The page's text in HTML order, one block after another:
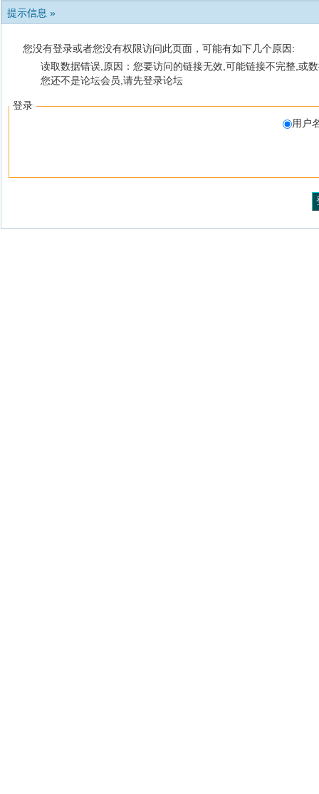
提示信息 »
您没有登录或者您没有权限访问此页面，可能有如下几个原因:
读取数据错误,原因：您要访问的链接无效,可能链接不完整,或
您还不是论坛会员,请先登录论坛
登录
用户